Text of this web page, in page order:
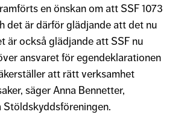
en önskan om att SSF 1073
det är därför glädjande att det nu
är också glädjande att SSF nu
ansvaret för egendeklarationen
att rätt verksamhet
säger Anna Bennetter,
Stöldskyddsföreningen.